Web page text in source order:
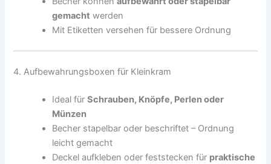
gemacht werden
Mit Etiketten versehen für bessere Ordnung
4. Aufbewahrungsboxen für Kleinkram
Ideal fürSchrauben, Knöpfe, Perlen oder
Münzen
Becher stapelbar oder beschriftet – Ordnung
leicht gemacht
Deckel aufkleben oder feststecken für praktische